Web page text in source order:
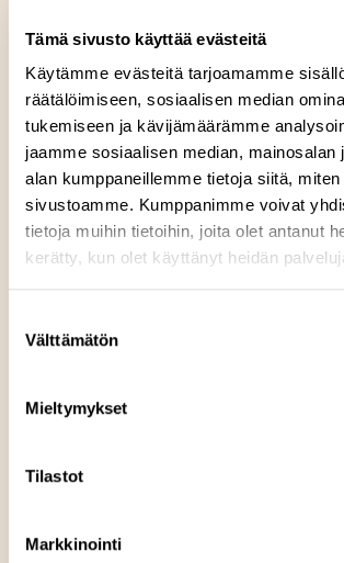
Tämä sivusto käyttää evästeitä
Käytämme evästeitä tarjoamamme
räätälöimiseen, sosiaalisen median
tukemiseen ja kävijämäärämme
jaamme sosiaalisen median, mainosalan
alan kumppaneillemme tietoja siitä,
sivustoamme. Kumppanimme voivat
tietoja muihin tietoihin, joita olet antanut
kerätty, kun olet käyttänyt heidän
valinta
Välttämätön
Mieltymykset
Tilastot
Markkinointi
sopii loistavasti niin
kuin välipalan maustajaksi.
vegaaneille. Dronningholm - siinä on
Ainesosat
Ravintosisältö
Valmistuspaikka
Pakkausinfo
Reseptivinkit